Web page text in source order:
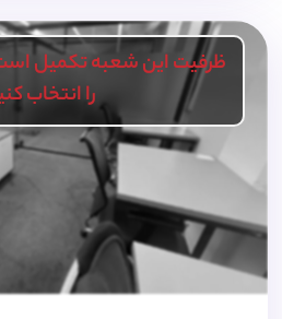
ظرفیت این شعبه تکمیل
را انتخاب